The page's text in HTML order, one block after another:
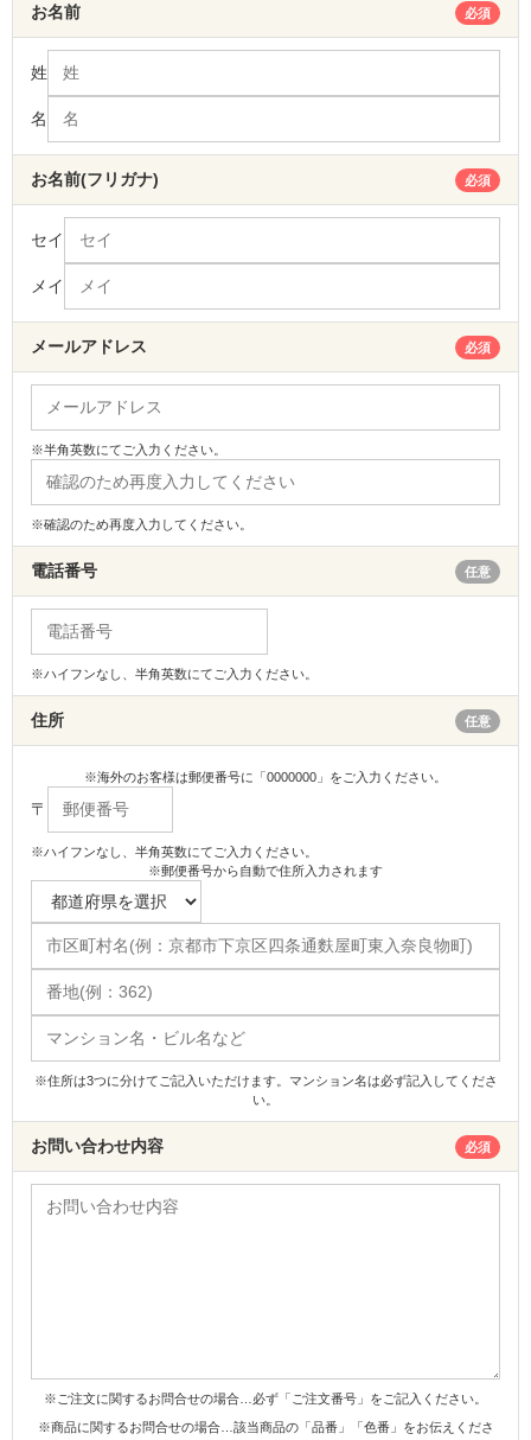
お名前 必須
姓
名
お名前(フリガナ) 必須
セイ
メイ
メールアドレス 必須
※半角英数にてご入力ください。
※確認のため再度入力してください。
電話番号 任意
※ハイフンなし、半角英数にてご入力ください。
住所 任意
※海外のお客様は郵便番号に「0000000」をご入力ください。
〒
※ハイフンなし、半角英数にてご入力ください。
※郵便番号から自動で住所入力されます
※住所は3つに分けてご記入いただけます。マンション名は必ず記入してくださ
い。
お問い合わせ内容 必須
※ご注文に関するお問合せの場合…必ず「ご注文番号」をご記入ください。
※商品に関するお問合せの場合…該当商品の「品番」「色番」をお伝えくださ